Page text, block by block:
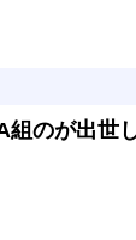
組のが出世